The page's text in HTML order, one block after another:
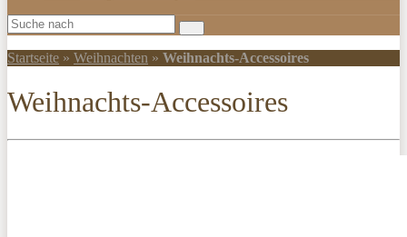
Startseite » Weihnachten » Weihnachts-Accessoires
Weihnachts-Accessoires